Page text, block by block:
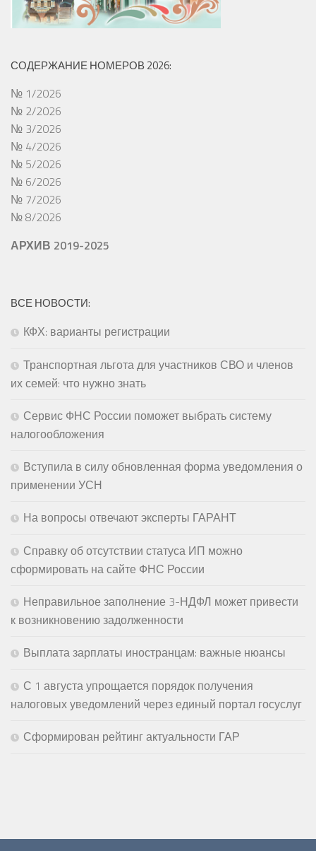
СОДЕРЖАНИЕ НОМЕРОВ 2026:
№ 1/2026
№ 2/2026
№ 3/2026
№ 4/2026
№ 5/2026
№ 6/2026
№ 7/2026
№ 8/2026
АРХИВ 2019-2025
ВСЕ НОВОСТИ:
КФХ: варианты регистрации
Транспортная льгота для участников СВО и членов
их семей: что нужно знать
Сервис ФНС России поможет выбрать систему
налогообложения
Вступила в силу обновленная форма уведомления о
применении УСН
На вопросы отвечают эксперты ГАРАНТ
Справку об отсутствии статуса ИП можно
сформировать на сайте ФНС России
Неправильное заполнение 3-НДФЛ может привести
к возникновению задолженности
Выплата зарплаты иностранцам: важные нюансы
С 1 августа упрощается порядок получения
налоговых уведомлений через единый портал госуслуг
Сформирован рейтинг актуальности ГАР